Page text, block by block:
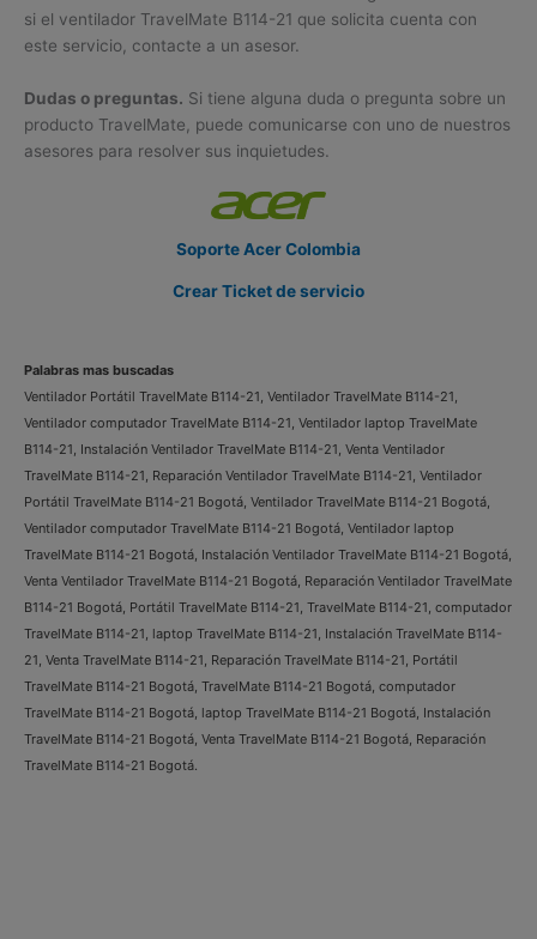
si el ventilador TravelMate B114-21 que solicita cuenta con
este servicio, contacte a un asesor.
Dudas o preguntas. Si tiene alguna duda o pregunta sobre un
producto TravelMate, puede comunicarse con uno de nuestros
asesores para resolver sus inquietudes.
Soporte Acer Colombia
Crear Ticket de servicio
Palabras mas buscadas
Ventilador Portátil TravelMate B114-21, Ventilador TravelMate B114-21,
Ventilador computador TravelMate B114-21, Ventilador laptop TravelMate
B114-21, Instalación Ventilador TravelMate B114-21, Venta Ventilador
TravelMate B114-21, Reparación Ventilador TravelMate B114-21, Ventilador
Portátil TravelMate B114-21 Bogotá, Ventilador TravelMate B114-21 Bogotá,
Ventilador computador TravelMate B114-21 Bogotá, Ventilador laptop
TravelMate B114-21 Bogotá, Instalación Ventilador TravelMate B114-21 Bogotá,
Venta Ventilador TravelMate B114-21 Bogotá, Reparación Ventilador TravelMate
B114-21 Bogotá, Portátil TravelMate B114-21, TravelMate B114-21, computador
TravelMate B114-21, laptop TravelMate B114-21, Instalación TravelMate B114-
21, Venta TravelMate B114-21, Reparación TravelMate B114-21, Portátil
TravelMate B114-21 Bogotá, TravelMate B114-21 Bogotá, computador
TravelMate B114-21 Bogotá, laptop TravelMate B114-21 Bogotá, Instalación
TravelMate B114-21 Bogotá, Venta TravelMate B114-21 Bogotá, Reparación
TravelMate B114-21 Bogotá.